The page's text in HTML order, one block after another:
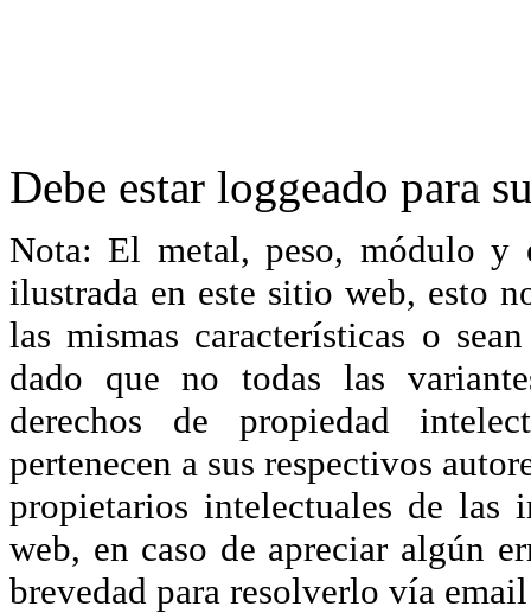
Debe estar loggeado para
Nota: El metal, peso, módulo y
ilustrada en este sitio web, esto
las mismas características o
dado que no todas las
derechos de propiedad
pertenecen a sus respectivos
propietarios intelectuales de las
web, en caso de apreciar algún
brevedad para resolverlo vía